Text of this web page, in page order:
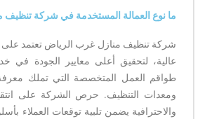
ما نوع العمالة المستخدمة في شركة تنظيف
شركة تنظيف منازل غرب الرياض تعتمد على
عالية، لتحقيق أعلى معايير الجودة في
طواقم العمل المتخصصة التي تملك
ومعدات التنظيف. حرص الشركة على انتقاء
والاحترافية يضمن تلبية توقعات العملاء